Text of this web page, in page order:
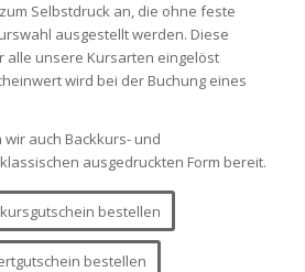
Selbstdruck an, die ohne feste
ausgestellt werden. Diese
alle unsere Kursarten eingelöst
wird bei der Buchung eines
auch Backkurs- und
ausgedruckten Form bereit.
bestellen
bestellen